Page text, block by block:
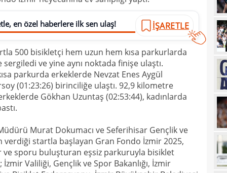
en özel haberlere ilk sen ulaş! İŞARETLE
500 bisikletçi hem uzun hem kısa parkurlarda
ve yine aynı noktada finişe ulaştı.
parkurda erkeklerde Nevzat Enes Aygül
(01:23:26) birinciliğe ulaştı. 92,9 kilometre
Gökhan Uzuntaş (02:53:44), kadınlarda
Murat Dokumacı ve Seferihisar Gençlik ve
verdiği startla başlayan Gran Fondo İzmir 2025,
sporu buluşturan eşsiz parkuruyla bisiklet
Valiliği, Gençlik ve Spor Bakanlığı, İzmir